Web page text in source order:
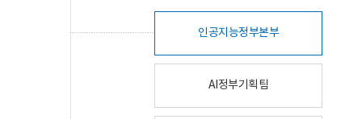
인공지능정부본부
AI정부기획팀